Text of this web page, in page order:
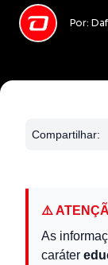
Por:
Compartilhar:
⚠️
As
caráter